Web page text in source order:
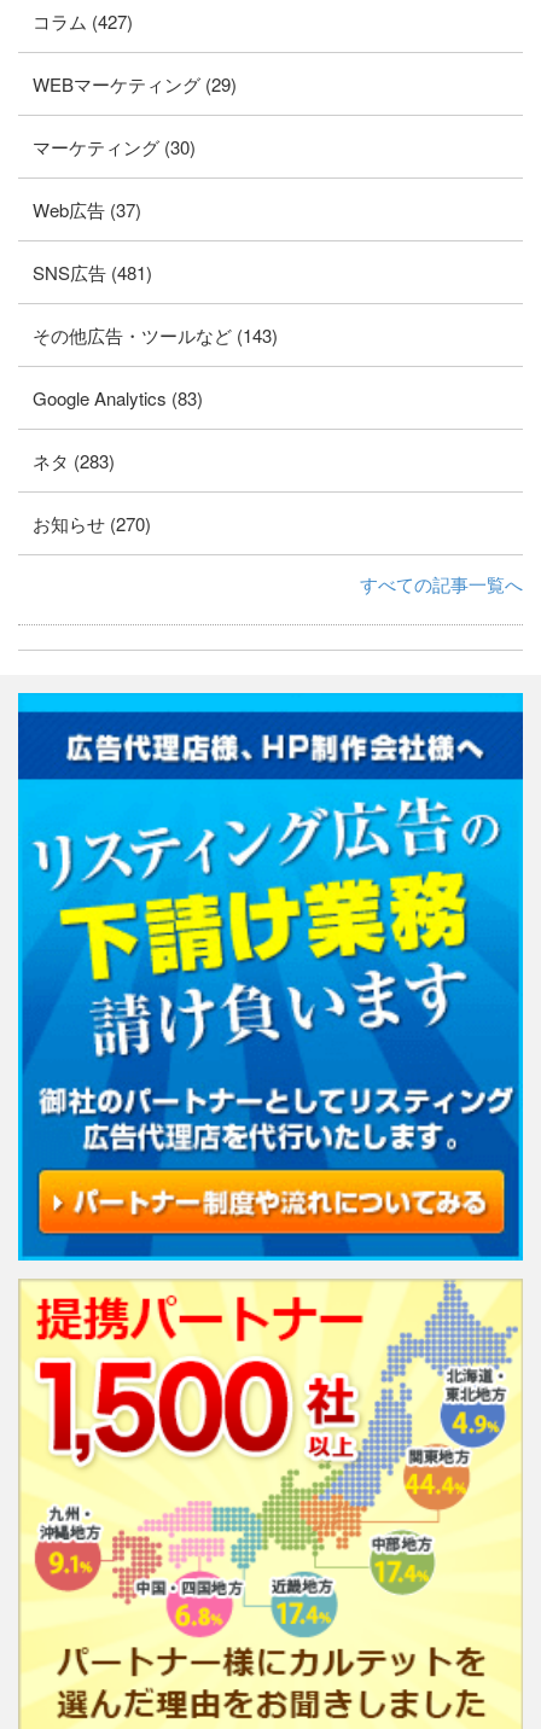
コラム (427)
WEBマーケティング (29)
マーケティング (30)
Web広告 (37)
SNS広告 (481)
その他広告・ツールなど (143)
Google Analytics (83)
ネタ (283)
お知らせ (270)
すべての記事一覧へ